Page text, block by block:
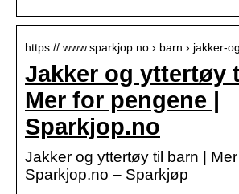
https:// www.sparkjop.no › barn › jakker-
Jakker og yttertøy
Mer for pengene |
Sparkjop.no
Jakker og yttertøy til barn | Mer
Sparkjop.no – Sparkjøp